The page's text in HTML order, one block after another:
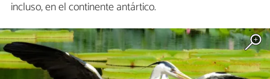
incluso, en el continente antártico.